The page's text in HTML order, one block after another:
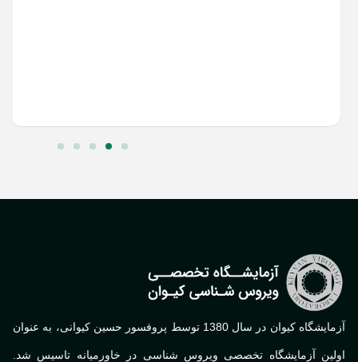
آزمایشگاه کیوان در سال 1380 توسط پروفسور حسین کیوانی، به عنوان
آزمایشگاه تخصصی ویروس شناسی در خاورمیانه تاسیس شد.